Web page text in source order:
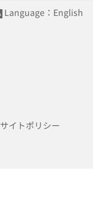
Language：English
サイトポリシー